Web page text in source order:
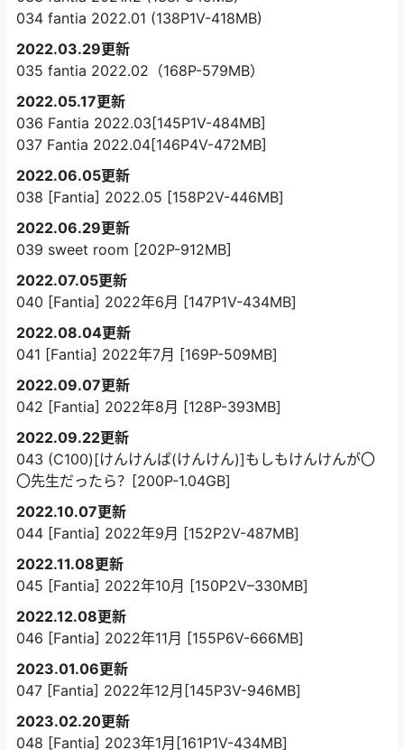
034 fantia 2022.01 (138P1V-418MB)
2022.03.29更新
035 fantia 2022.02（168P-579MB）
2022.05.17更新
036 Fantia 2022.03[145P1V-484MB]
037 Fantia 2022.04[146P4V-472MB]
2022.06.05更新
038 [Fantia] 2022.05 [158P2V-446MB]
2022.06.29更新
039 sweet room [202P-912MB]
2022.07.05更新
040 [Fantia] 2022年6月 [147P1V-434MB]
2022.08.04更新
041 [Fantia] 2022年7月 [169P-509MB]
2022.09.07更新
042 [Fantia] 2022年8月 [128P-393MB]
2022.09.22更新
043 (C100)[けんけんぱ(けんけん)]もしもけんけんが〇
〇先生だったら？[200P-1.04GB]
2022.10.07更新
044 [Fantia] 2022年9月 [152P2V-487MB]
2022.11.08更新
045 [Fantia] 2022年10月 [150P2V–330MB]
2022.12.08更新
046 [Fantia] 2022年11月 [155P6V-666MB]
2023.01.06更新
047 [Fantia] 2022年12月[145P3V-946MB]
2023.02.20更新
048 [Fantia] 2023年1月[161P1V-434MB]